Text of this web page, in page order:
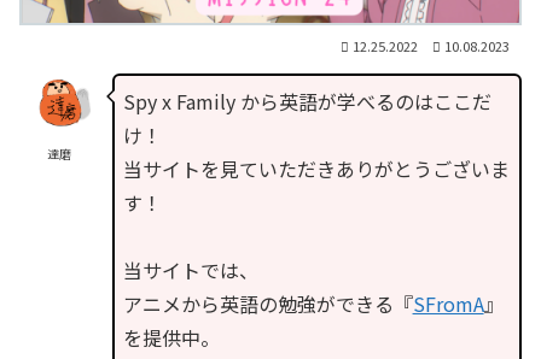
12.25.2022 10.08.2023
達磨
Spy x Family から英語が学べるのはここだ
け！
当サイトを見ていただきありがとうございま
す！
当サイトでは、
アニメから英語の勉強ができる『SFromA』
を提供中。